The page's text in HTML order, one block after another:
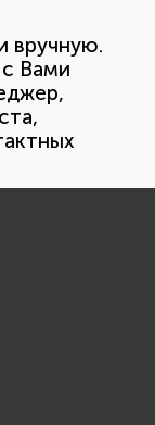
вручную.
Вами